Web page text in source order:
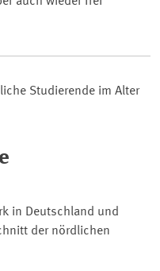
Studierende im Alter
in Deutschland und
der nördlichen